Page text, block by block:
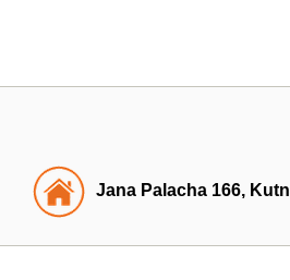
Jana Palacha 166,